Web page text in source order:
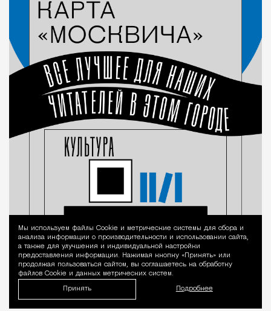
Уведомление
Мы используем файлы Сookie и метрические системы для сбора и
анализа информации о производительности и использовании сайта,
а также для улучшения и индивидуальной настройки
предоставления информации. Нажимая кнопку «Принять» или
продолжая пользоваться сайтом, вы соглашаетесь на обработку
файлов Cookie и данных метрических систем.
Принять Подробнее